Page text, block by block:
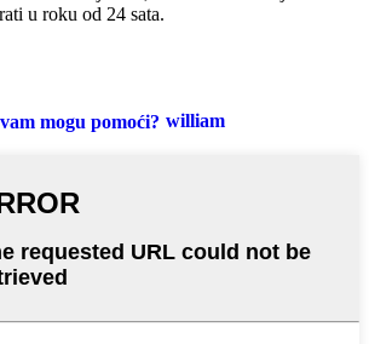
u roku od 24 sata.
william